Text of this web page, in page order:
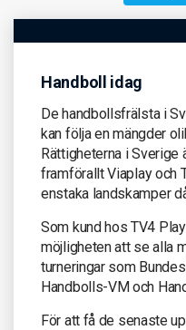
Handboll idag
De handbollsfrälsta i
kan följa en mängder
Rättigheterna i Sverige
framförallt Viaplay och
enstaka landskamper
Som kund hos TV4
möjligheten att se alla
turneringar som
Handbolls-VM och
För att få de senaste